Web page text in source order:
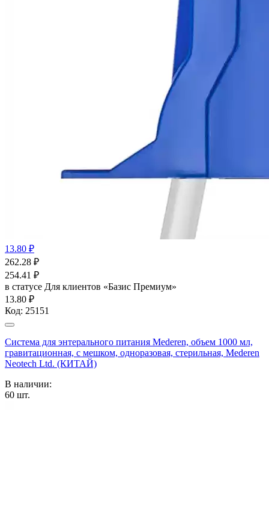
13.80 ₽
262.28 ₽
254.41 ₽
в статусе Для клиентов «Базис Премиум»
13.80 ₽
Код: 25151
Система для энтерального питания Mederen, объем 1000 мл,
гравитационная, с мешком, одноразовая, стерильная, Mederen
Neotech Ltd. (КИТАЙ)
В наличии:
60 шт.